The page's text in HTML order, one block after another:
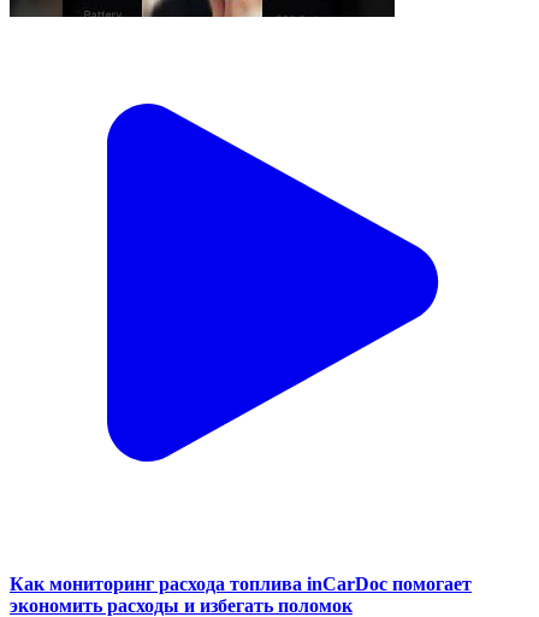
Как мониторинг расхода топлива inCarDoc помогает
экономить расходы и избегать поломок